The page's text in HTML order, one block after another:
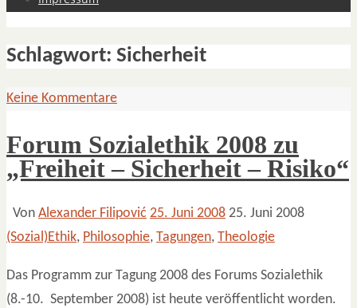
Schlagwort: Sicherheit
Keine Kommentare
Forum Sozialethik 2008 zu
„Freiheit – Sicherheit – Risiko“
Von Alexander Filipović 25. Juni 2008 25. Juni 2008
(Sozial)Ethik, Philosophie, Tagungen, Theologie
Das Programm zur Tagung 2008 des Forums Sozialethik
(8.-10. September 2008) ist heute veröffentlicht worden.